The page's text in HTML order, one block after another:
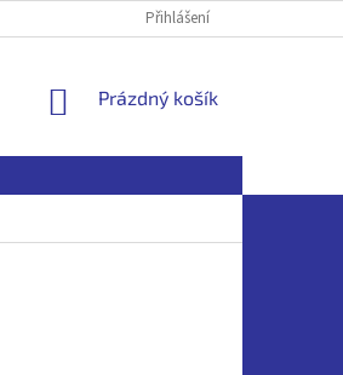
Přihlášení
NÁKUPNÍ
Prázdný košík